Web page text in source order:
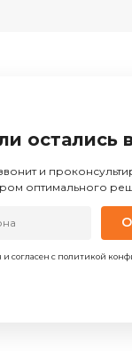
остались
и
оптимального
согласен с политикой